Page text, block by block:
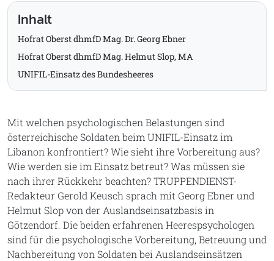
Inhalt
Hofrat Oberst dhmfD Mag. Dr. Georg Ebner
Hofrat Oberst dhmfD Mag. Helmut Slop, MA
UNIFIL-Einsatz des Bundesheeres
Mit welchen psychologischen Belastungen sind
österreichische Soldaten beim UNIFIL-Einsatz im
Libanon konfrontiert? Wie sieht ihre Vorbereitung aus?
Wie werden sie im Einsatz betreut? Was müssen sie
nach ihrer Rückkehr beachten? TRUPPENDIENST-
Redakteur Gerold Keusch sprach mit Georg Ebner und
Helmut Slop von der Auslandseinsatzbasis in
Götzendorf. Die beiden erfahrenen Heerespsychologen
sind für die psychologische Vorbereitung, Betreuung und
Nachbereitung von Soldaten bei Auslandseinsätzen